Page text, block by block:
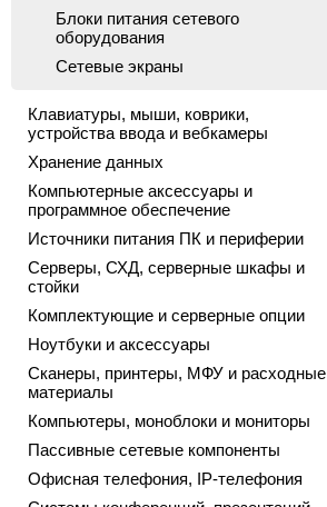
Блоки питания сетевого
оборудования
Сетевые экраны
Клавиатуры, мыши, коврики,
устройства ввода и вебкамеры
Хранение данных
Компьютерные аксессуары и
программное обеспечение
Источники питания ПК и периферии
Серверы, СХД, серверные шкафы и
стойки
Комплектующие и серверные опции
Ноутбуки и аксессуары
Сканеры, принтеры, МФУ и расходные
материалы
Компьютеры, моноблоки и мониторы
Пассивные сетевые компоненты
Офисная телефония, IP-телефония